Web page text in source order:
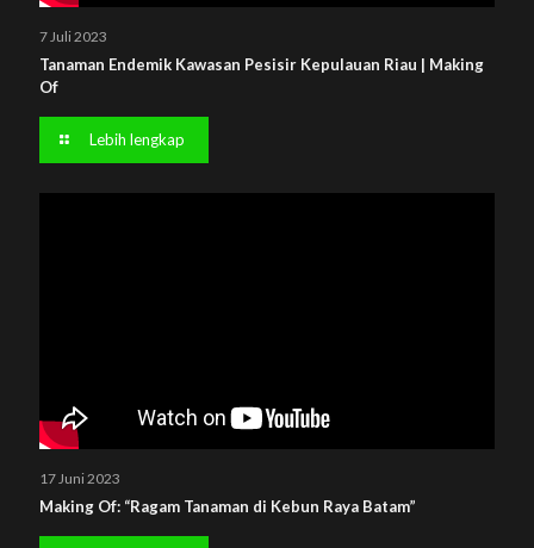
7 Juli 2023
Tanaman Endemik Kawasan Pesisir Kepulauan Riau | Making
Of
Lebih lengkap
17 Juni 2023
Making Of: “Ragam Tanaman di Kebun Raya Batam”